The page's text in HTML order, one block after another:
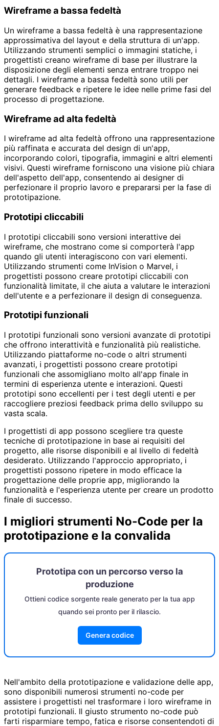
Wireframe a bassa fedeltà
Un wireframe a bassa fedeltà è una rappresentazione
approssimativa del layout e della struttura di un'app.
Utilizzando strumenti semplici o immagini statiche, i
progettisti creano wireframe di base per illustrare la
disposizione degli elementi senza entrare troppo nei
dettagli. I wireframe a bassa fedeltà sono utili per
generare feedback e ripetere le idee nelle prime fasi del
processo di progettazione.
Wireframe ad alta fedeltà
I wireframe ad alta fedeltà offrono una rappresentazione
più raffinata e accurata del design di un'app,
incorporando colori, tipografia, immagini e altri elementi
visivi. Questi wireframe forniscono una visione più chiara
dell'aspetto dell'app, consentendo ai designer di
perfezionare il proprio lavoro e prepararsi per la fase di
prototipazione.
Prototipi cliccabili
I prototipi cliccabili sono versioni interattive dei
wireframe, che mostrano come si comporterà l'app
quando gli utenti interagiscono con vari elementi.
Utilizzando strumenti come InVision o Marvel, i
progettisti possono creare prototipi cliccabili con
funzionalità limitate, il che aiuta a valutare le interazioni
dell'utente e a perfezionare il design di conseguenza.
Prototipi funzionali
I prototipi funzionali sono versioni avanzate di prototipi
che offrono interattività e funzionalità più realistiche.
Utilizzando piattaforme no-code o altri strumenti
avanzati, i progettisti possono creare prototipi
funzionali che assomigliano molto all'app finale in
termini di esperienza utente e interazioni. Questi
prototipi sono eccellenti per i test degli utenti e per
raccogliere preziosi feedback prima dello sviluppo su
vasta scala.
I progettisti di app possono scegliere tra queste
tecniche di prototipazione in base ai requisiti del
progetto, alle risorse disponibili e al livello di fedeltà
desiderato. Utilizzando l'approccio appropriato, i
progettisti possono ripetere in modo efficace la
progettazione delle proprie app, migliorando la
funzionalità e l'esperienza utente per creare un prodotto
finale di successo.
I migliori strumenti No-Code per la
prototipazione e la convalida
Prototipa con un percorso verso la
produzione
Ottieni codice sorgente reale generato per la tua app
quando sei pronto per il rilascio.
Genera codice
Nell'ambito della prototipazione e validazione delle app,
sono disponibili numerosi strumenti no-code per
assistere i progettisti nel trasformare i loro wireframe in
prototipi funzionali. Il giusto strumento no-code può
farti risparmiare tempo, fatica e risorse consentendoti di